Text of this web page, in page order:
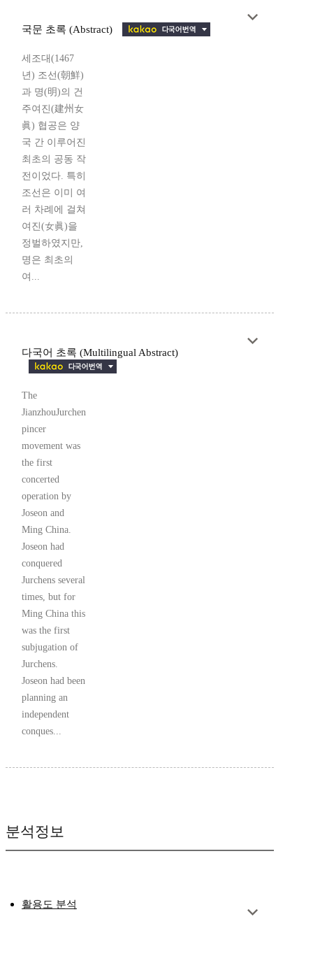
국문 초록 (Abstract)
세조대(1467
년) 조선(朝鮮)
과 명(明)의 건
주여진(建州女
眞) 협공은 양
국 간 이루어진
최초의 공동 작
전이었다. 특히
조선은 이미 여
러 차례에 걸쳐
여진(女眞)을
정벌하였지만,
명은 최초의
여...
다국어 초록 (Multilingual Abstract)
The
JianzhouJurchen
pincer
movement was
the first
concerted
operation by
Joseon and
Ming China.
Joseon had
conquered
Jurchens several
times, but for
Ming China this
was the first
subjugation of
Jurchens.
Joseon had been
planning an
independent
conques...
분석정보
활용도 분석